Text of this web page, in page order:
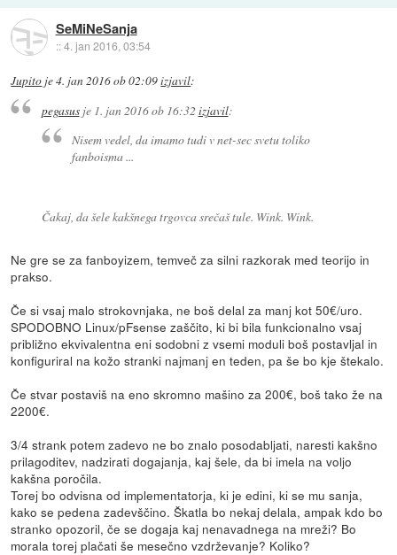
SeMiNeSanja
::4. jan 2016, 03:54
Jupito je4. jan 2016 ob 02:09izjavil:
pegasusje 1. jan 2016 ob 16:32 izjavil:
Nisem vedel, da imamo tudi v net-sec svetu toliko
fanboisma ...
Čakaj, da šele kakšnega trgovca srečaš tule. Wink. Wink.
Ne gre se za fanboyizem, temveč za silni razkorak med teorijo in
prakso.
Če si vsaj malo strokovnjaka, ne boš delal za manj kot 50€/uro.
SPODOBNO Linux/pFsense zaščito, ki bi bila funkcionalno vsaj
približno ekvivalentna eni sodobni z vsemi moduli boš postavljal in
konfiguriral na kožo stranki najmanj en teden, pa še bo kje štekalo.
Če stvar postaviš na eno skromno mašino za 200€, boš tako že na
2200€.
3/4 strank potem zadevo ne bo znalo posodabljati, naresti kakšno
prilagoditev, nadzirati dogajanja, kaj šele, da bi imela na voljo
kakšna poročila.
Torej bo odvisna od implementatorja, ki je edini, ki se mu sanja,
kako se pedena zadevščino. Škatla bo nekaj delala, ampak kdo bo
stranko opozoril, če se dogaja kaj nenavadnega na mreži? Bo
morala torej plačati še mesečno vzdrževanje? Koliko?